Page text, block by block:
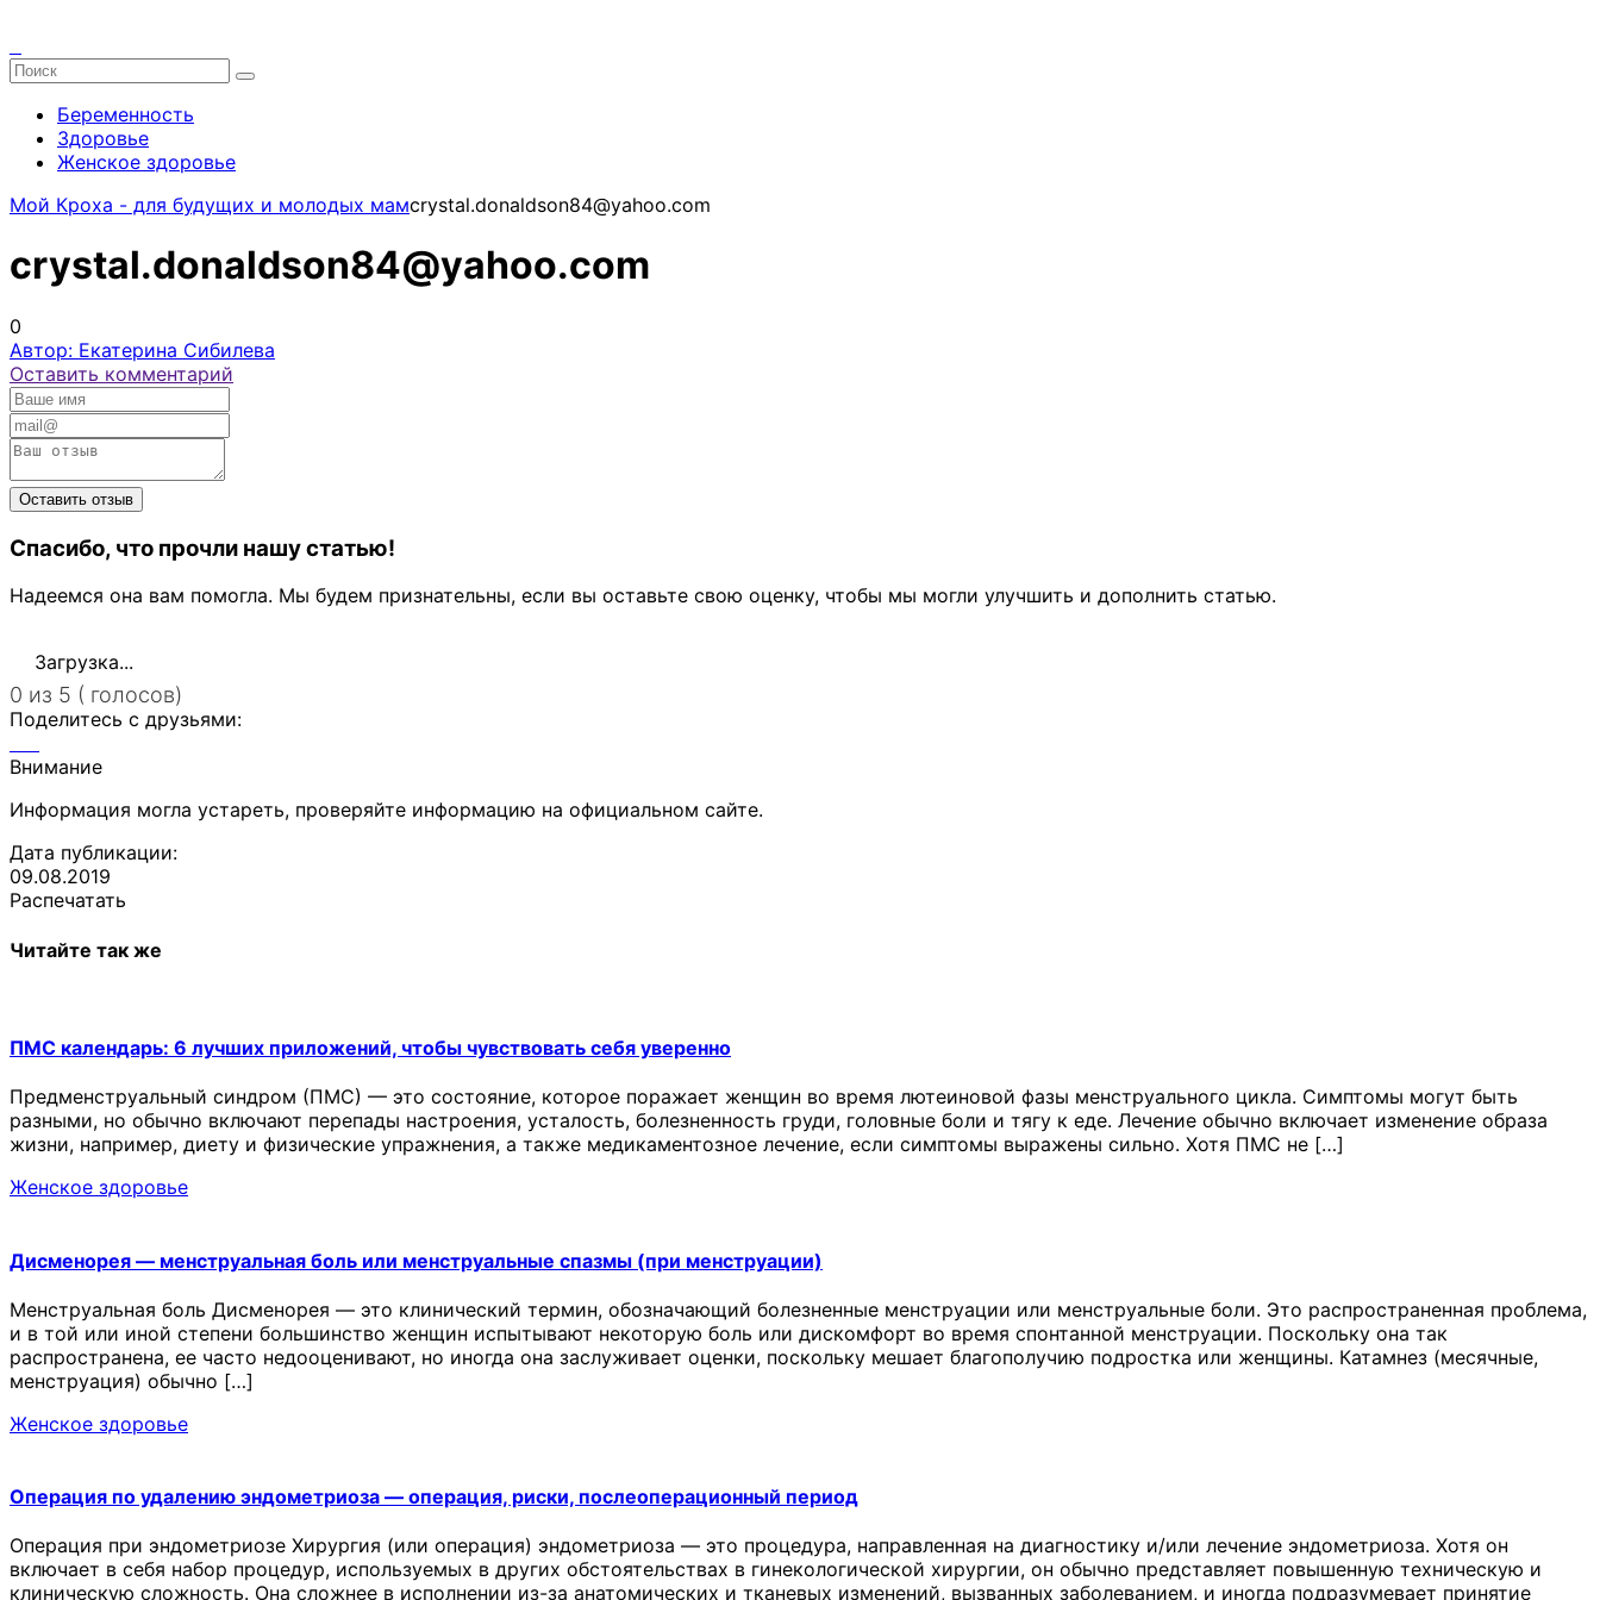
Беременность
Здоровье
Женское здоровье
Мой Кроха - для будущих и молодых мамcrystal.donaldson84@yahoo.com
crystal.donaldson84@yahoo.com
0
Автор: Екатерина Сибилева
Оставить комментарий
Спасибо, что прочли нашу статью!
Надеемся она вам помогла. Мы будем признательны, если вы оставьте свою оценку, чтобы мы могли улучшить и дополнить статью.
Загрузка...
0 из 5 ( голосов)
Поделитесь с друзьями:
Внимание
Информация могла устареть, проверяйте информацию на официальном сайте.
Дата публикации:
09.08.2019
Распечатать
Читайте так же
ПМС календарь: 6 лучших приложений, чтобы чувствовать себя уверенно
Предменструальный синдром (ПМС) — это состояние, которое поражает женщин во время лютеиновой фазы менструального цикла. Симптомы могут быть
разными, но обычно включают перепады настроения, усталость, болезненность груди, головные боли и тягу к еде. Лечение обычно включает изменение образа
жизни, например, диету и физические упражнения, а также медикаментозное лечение, если симптомы выражены сильно. Хотя ПМС не […]
Женское здоровье
Дисменорея — менструальная боль или менструальные спазмы (при менструации)
Менструальная боль Дисменорея — это клинический термин, обозначающий болезненные менструации или менструальные боли. Это распространенная проблема,
и в той или иной степени большинство женщин испытывают некоторую боль или дискомфорт во время спонтанной менструации. Поскольку она так
распространена, ее часто недооценивают, но иногда она заслуживает оценки, поскольку мешает благополучию подростка или женщины. Катамнез (месячные,
менструация) обычно […]
Женское здоровье
Операция по удалению эндометриоза — операция, риски, послеоперационный период
Операция при эндометриозе Хирургия (или операция) эндометриоза — это процедура, направленная на диагностику и/или лечение эндометриоза. Хотя он
включает в себя набор процедур, используемых в других обстоятельствах в гинекологической хирургии, он обычно представляет повышенную техническую и
клиническую сложность. Она сложнее в исполнении из-за анатомических и тканевых изменений, вызванных заболеванием, и иногда подразумевает принятие